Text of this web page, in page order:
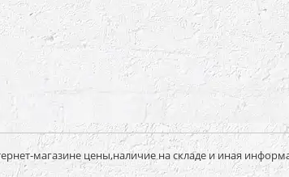
магазине цены,наличие на складе и иная